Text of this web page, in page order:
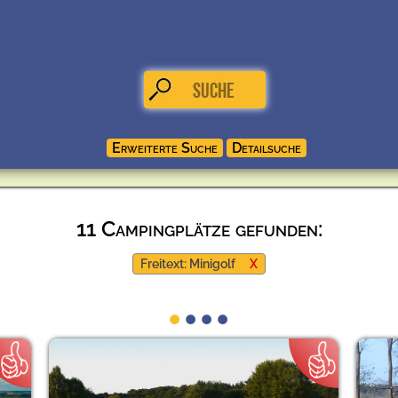
11 Campingplätze gefunden:
Freitext: Minigolf X